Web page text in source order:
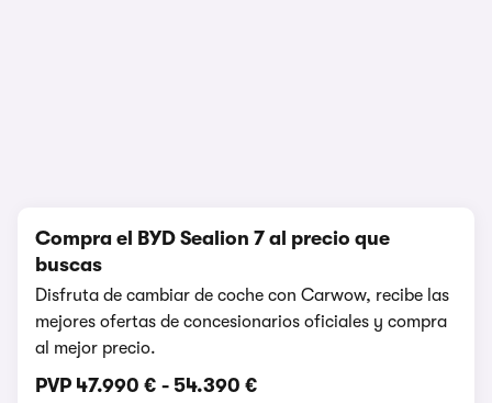
Compra el BYD Sealion 7 al precio que
buscas
Disfruta de cambiar de coche con Carwow, recibe las
mejores ofertas de concesionarios oficiales y compra
al mejor precio.
PVP 47.990 € - 54.390 €